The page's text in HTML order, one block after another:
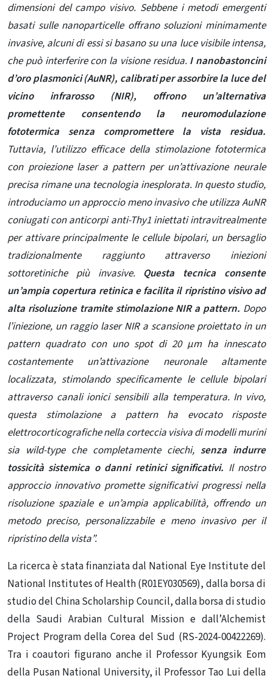
dimensioni del campo visivo. Sebbene i metodi emergenti
basati sulle nanoparticelle offrano soluzioni minimamente
invasive, alcuni di essi si basano su una luce visibile intensa,
che può interferire con la visione residua.I nanobastoncini
d’oro plasmonici (AuNR), calibrati per assorbire la luce del
vicino infrarosso (NIR), offrono un’alternativa
promettente consentendo la neuromodulazione
fototermica senza compromettere la vista residua.
Tuttavia, l’utilizzo efficace della stimolazione fototermica
con proiezione laser a pattern per un’attivazione neurale
precisa rimane una tecnologia inesplorata. In questo studio,
introduciamo un approccio meno invasivo che utilizza AuNR
coniugati con anticorpi anti-Thy1 iniettati intravitrealmente
per attivare principalmente le cellule bipolari, un bersaglio
tradizionalmente raggiunto attraverso iniezioni
sottoretiniche più invasive.Questa tecnica consente
un’ampia copertura retinica e facilita il ripristino visivo ad
alta risoluzione tramite stimolazione NIR a pattern. Dopo
l’iniezione, un raggio laser NIR a scansione proiettato in un
pattern quadrato con uno spot di 20 μm ha innescato
costantemente un’attivazione neuronale altamente
localizzata, stimolando specificamente le cellule bipolari
attraverso canali ionici sensibili alla temperatura. In vivo,
questa stimolazione a pattern ha evocato risposte
elettrocorticografiche nella corteccia visiva di modelli murini
sia wild-type che completamente ciechi, senza indurre
tossicità sistemica o danni retinici significativi. Il nostro
approccio innovativo promette significativi progressi nella
risoluzione spaziale e un’ampia applicabilità, offrendo un
metodo preciso, personalizzabile e meno invasivo per il
ripristino della vista”.
La ricerca è stata finanziata dal National Eye Institute del
National Institutes of Health (R01EY030569), dalla borsa di
studio del China Scholarship Council, dalla borsa di studio
della Saudi Arabian Cultural Mission e dall’Alchemist
Project Program della Corea del Sud (RS-2024-00422269).
Tra i coautori figurano anche il Professor Kyungsik Eom
della Pusan ​​National University, il Professor Tao Lui della